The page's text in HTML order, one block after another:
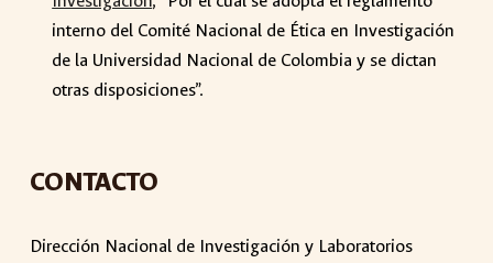
interno del Comité Nacional de Ética en Investigación
de la Universidad Nacional de Colombia y se dictan
otras disposiciones”.
CONTACTO
Dirección Nacional de Investigación y Laboratorios